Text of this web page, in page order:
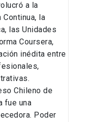
a la
Continua, la
las Unidades
Coursera,
inédita entre
Chileno de
fue una
Poder